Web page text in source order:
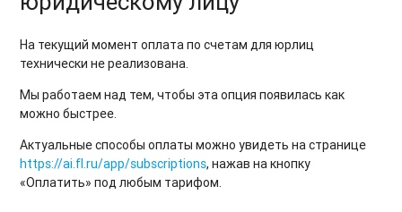
На текущий момент оплата по счетам для юрлиц
технически не реализована.
Мы работаем над тем, чтобы эта опция появилась как
можно быстрее.
Актуальные способы оплаты можно увидеть на странице
https://ai.fl.ru/app/subscriptions, нажав на кнопку
«Оплатить» под любым тарифом.